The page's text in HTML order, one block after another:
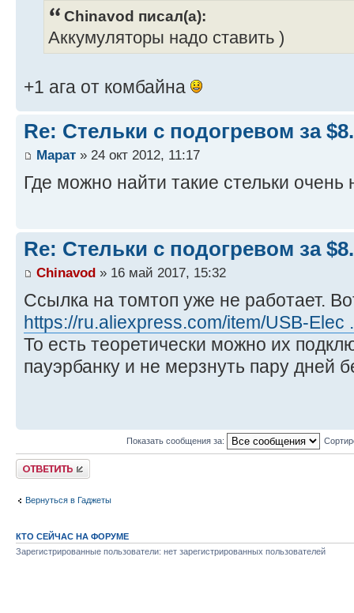
Chinavod писал(а):
Аккумуляторы надо ставить )
+1 ага от комбайна
Re: Стельки с подогревом за
Марат » 24 окт 2012, 11:17
Где можно найти такие стельки
Re: Стельки с подогревом за
Chinavod » 16 май 2017, 15:32
Ссылка на томтоп уже не работает.
https://ru.aliexpress.com/item/USB-Elec
То есть теоретически можно их
пауэрбанку и не мерзнуть пару дней
Показать сообщения за:
Комментировать
Вернуться в Гаджеты
КТО СЕЙЧАС НА ФОРУМЕ
Зарегистрированные пользователи: нет зарегистрированных пользователей